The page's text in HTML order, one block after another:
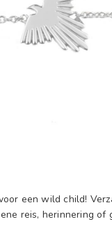
een wild child!
reis, herinnering of